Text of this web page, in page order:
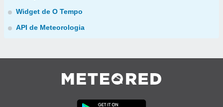
Widget de O Tempo
API de Meteorologia